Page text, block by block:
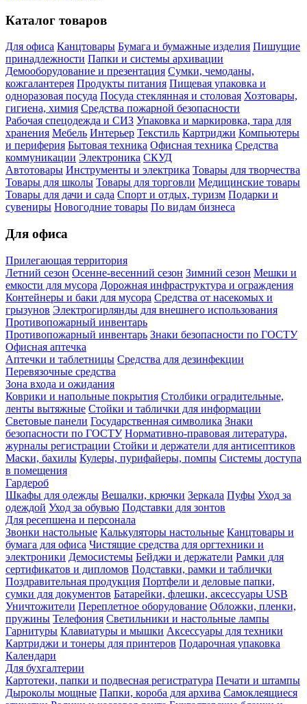
Каталог товаров
Для офиса Канцтовары Бумага и бумажные изделия Пишущие
принадлежности Папки и системы архивации
Демооборудование и презентация Сумки, чемоданы,
кожгалантерея Продукты питания Пищевая упаковка и
одноразовая посуда Посуда стеклянная и столовая Хозтовары,
гигиена, химия Средства пожарной безопасности
Рабочая спецодежда и СИЗ Упаковка и маркировка, тара для
хранения Мебель Интерьер Текстиль Картриджи Компьютеры
и периферия Бытовая техника Офисная техника Средства
коммуникации Электроника СКУД
Автотовары Инструменты и электрика Товары для творчества
Товары для школы Товары для торговли Медицинские товары
Товары для дачи и сада Спорт и отдых, туризм Подарки и
сувениры Новогодние товары По видам бизнеса
Для офиса
Прилегающая территория
Летний сезон Осенне-весенний сезон Зимний сезон Мешки и
емкости для мусора Дорожная инфраструктура и ограждения
Контейнеры и баки для мусора Средства от насекомых и
грызунов Электрогирлянды для внешнего использования
Противопожарный инвентарь
Противопожарный инвентарь Знаки безопасности по ГОСТУ
Офисная аптечка
Аптечки и таблетницы Средства для дезинфекции
Перевязочные средства
Зона входа и ожидания
Коврики и напольные покрытия Столбики оградительные,
ленты вытяжные Стойки и таблички для информации
Световые панели Государственная символика Знаки
безопасности по ГОСТУ Нормативно-правовая литература,
журналы регистрации Стойки и держатели для антисептиков
Маски, бахилы Кулеры, пурифайеры, помпы Системы доступа
в помещения
Гардероб
Шкафы для одежды Вешалки, крючки Зеркала Пуфы Уход за
одеждой Уход за обувью Подставки для зонтов
Для ресепшена и персонала
Звонки настольные Калькуляторы настольные Канцтовары и
бумага для офиса Чистящие средства для оргтехники и
электроники Демосистемы Бейджи и держатели Рамки для
сертификатов и дипломов Подставки, рамки и таблички
Поздравительная продукция Портфели и деловые папки,
сумки для документов Батарейки, флешки, аксессуары USB
Уничтожители Переплетное оборудование Обложки, пленки,
пружины Телефония Светильники и настольные лампы
Гарнитуры Клавиатуры и мышки Аксессуары для техники
Картриджи и тонеры для принтеров Подарочная упаковка
Календари
Для бухгалтерии
Картотеки, папки и подвесная регистратура Печати и штампы
Дыроколы мощные Папки, короба для архива Самоклеящиеся